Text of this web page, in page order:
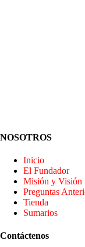
NOSOTROS
Inicio
El Fundador
Misión y Visión
Preguntas
Tienda
Sumarios
Contáctenos